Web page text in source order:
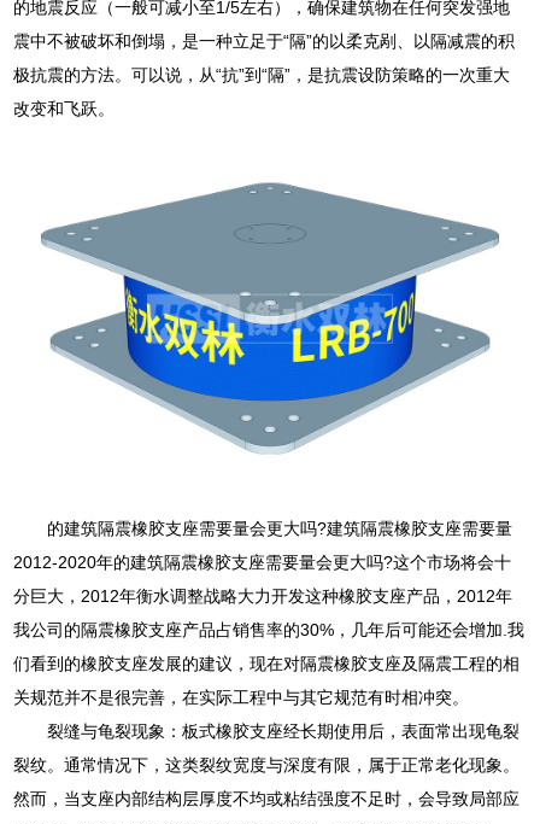
的地震反应（一般可减小至1/5左右），确保建筑物在任何突发强地
震中不被破坏和倒塌，是一种立足于“隔”的以柔克剐、以隔减震的积
极抗震的方法。可以说，从“抗”到“隔”，是抗震设防策略的一次重大
改变和飞跃。
的建筑隔震橡胶支座需要量会更大吗?建筑隔震橡胶支座需要量
2012-2020年的建筑隔震橡胶支座需要量会更大吗?这个市场将会十
分巨大，2012年衡水调整战略大力开发这种橡胶支座产品，2012年
我公司的隔震橡胶支座产品占销售率的30%，几年后可能还会增加.我
们看到的橡胶支座发展的建议，现在对隔震橡胶支座及隔震工程的相
关规范并不是很完善，在实际工程中与其它规范有时相冲突。
裂缝与龟裂现象：板式橡胶支座经长期使用后，表面常出现龟裂
裂纹。通常情况下，这类裂纹宽度与深度有限，属于正常老化现象。
然而，当支座内部结构层厚度不均或粘结强度不足时，会导致局部应